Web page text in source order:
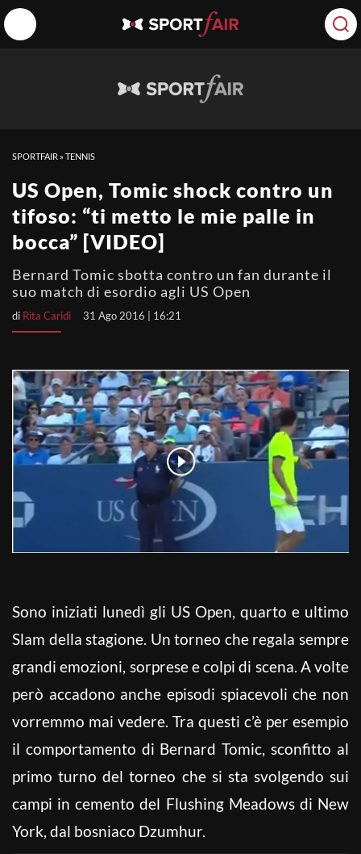
SPORTFAIR »TENNIS
US Open, Tomic shock contro un
tifoso: “ti metto le mie palle in
bocca” [VIDEO]
Bernard Tomic sbotta contro un fan durante il
suo match di esordio agli US Open
di Rita Caridi 31 Ago 2016 | 16:21
Sono iniziati lunedì gli US Open, quarto e ultimo
Slam della stagione. Un torneo che regala sempre
grandi emozioni, sorprese e colpi di scena. A volte
però accadono anche episodi spiacevoli che non
vorremmo mai vedere. Tra questi c’è per esempio
il comportamento di Bernard Tomic, sconfitto al
primo turno del torneo che si sta svolgendo sui
campi in cemento del Flushing Meadows di New
York, dal bosniaco Dzumhur.